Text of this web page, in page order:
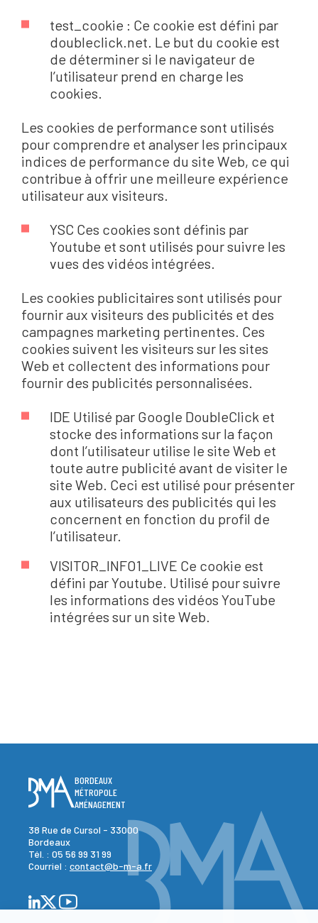
test_cookie : Ce cookie est défini par
doubleclick.net. Le but du cookie est
de déterminer si le navigateur de
l’utilisateur prend en charge les
cookies.
Les cookies de performance sont utilisés
pour comprendre et analyser les principaux
indices de performance du site Web, ce qui
contribue à offrir une meilleure expérience
utilisateur aux visiteurs.
YSC Ces cookies sont définis par
Youtube et sont utilisés pour suivre les
vues des vidéos intégrées.
Les cookies publicitaires sont utilisés pour
fournir aux visiteurs des publicités et des
campagnes marketing pertinentes. Ces
cookies suivent les visiteurs sur les sites
Web et collectent des informations pour
fournir des publicités personnalisées.
IDE Utilisé par Google DoubleClick et
stocke des informations sur la façon
dont l’utilisateur utilise le site Web et
toute autre publicité avant de visiter le
site Web. Ceci est utilisé pour présenter
aux utilisateurs des publicités qui les
concernent en fonction du profil de
l’utilisateur.
VISITOR_INFO1_LIVE Ce cookie est
défini par Youtube. Utilisé pour suivre
les informations des vidéos YouTube
intégrées sur un site Web.
BORDEAUX
MÉTROPOLE
AMÉNAGEMENT
38 Rue de Cursol - 33000
Bordeaux
Tél. : 05 56 99 31 99
Courriel : contact@b-m-a.fr